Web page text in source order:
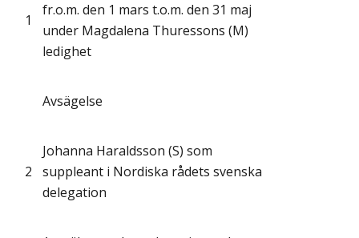
1
fr.o.m. den 1 mars t.o.m. den 31 maj
under Magdalena Thuressons (M)
ledighet
Avsägelse
2
Johanna Haraldsson (S) som
suppleant i Nordiska rådets svenska
delegation